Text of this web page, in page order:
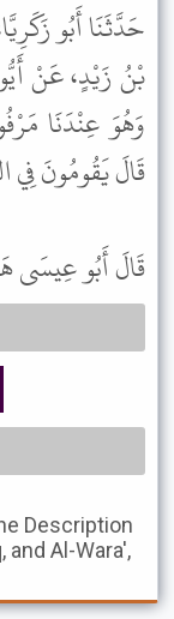
حَدَّثَنَا أَبُو
بْنُ زَيْدٍ، عَنْ
وَهُوَ عِنْدَنَا
قَالَ يَقُومُونَ فِي
قَالَ أَبُو
Description
Al-Wara',